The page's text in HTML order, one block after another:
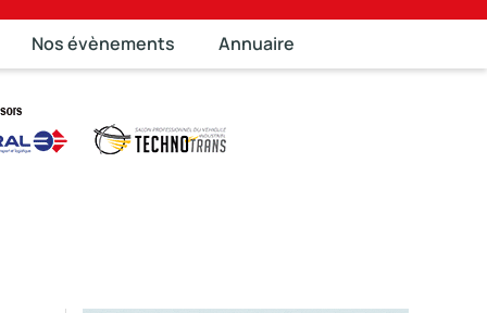
Nos évènements Annuaire